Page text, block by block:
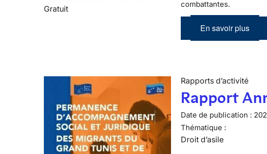
Gratuit
combattantes.
En savoir plus
Rapports d’activité
Rapport
Date de publication :
Thématique :
Droit d’asile